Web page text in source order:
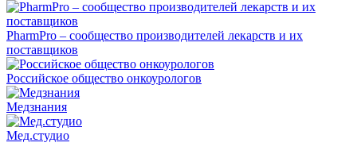
PharmPro – сообщество производителей лекарств и их
поставщиков
Российское общество онкоурологов
Медзнания
Мед.студио